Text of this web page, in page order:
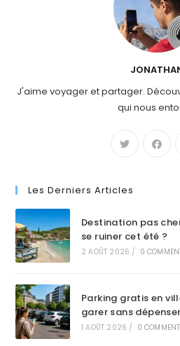
J'aime voyager et partager.
qui nous
Les Derniers Articles
Destination pas
se ruiner cet été ?
2 AOÛT 2026 / 0
Parking gratis en
garer sans
1 AOÛT 2026 / 0